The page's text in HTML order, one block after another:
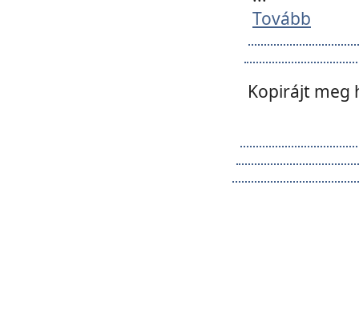
Tovább
Kopirájt meg